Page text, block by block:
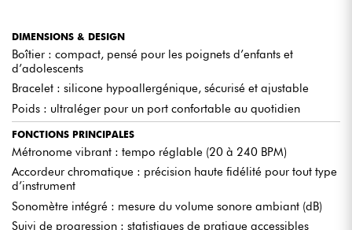
ACCORDEUR CHROMATIQUE
Plus besoin d’accessoire supplémentaire : la Spark intègre un
tout en formant l’oreille musicale.
SONOMÈTRE INTÉGRÉ
La Spark dispose d’un sonomètre (dB) pour mesurer le volume
sonore et sensibiliser les musiciens à laprotection de leur
audition. Une fonctionnalité essentielle pour jouer en toute sécurité.
DIMENSIONS & DESIGN
Boîtier : compact, pensé pour les poignets d’enfants et
d’adolescents
Bracelet : silicone hypoallergénique, sécurisé et ajustable
Poids : ultraléger pour un port confortable au quotidien
FONCTIONS PRINCIPALES
Métronome vibrant : tempo réglable (20 à 240 BPM)
Accordeur chromatique : précision haute fidélité pour tout type
d’instrument
Sonomètre intégré : mesure du volume sonore ambiant (dB)
Suivi de progression : statistiques de pratique accessibles